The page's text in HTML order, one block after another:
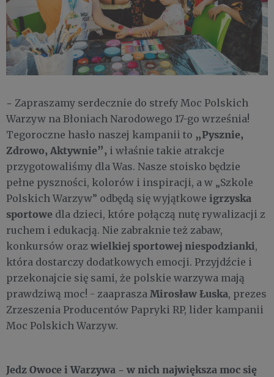
- Zapraszamy serdecznie do strefy Moc Polskich
Warzyw na Błoniach Narodowego 17-go września!
Tegoroczne hasło naszej kampanii to „Pysznie,
Zdrowo, Aktywnie”, i właśnie takie atrakcje
przygotowaliśmy dla Was. Nasze stoisko będzie
pełne pyszności, kolorów i inspiracji, a w „Szkole
Polskich Warzyw” odbędą się wyjątkowe igrzyska
sportowe dla dzieci, które połączą nutę rywalizacji z
ruchem i edukacją. Nie zabraknie też zabaw,
konkursów oraz wielkiej sportowej niespodzianki,
która dostarczy dodatkowych emocji. Przyjdźcie i
przekonajcie się sami, że polskie warzywa mają
prawdziwą moc! - zaaprasza Mirosław Łuska, prezes
Zrzeszenia Producentów Papryki RP, lider kampanii
Moc Polskich Warzyw.
Jedz Owoce i Warzywa - w nich największa moc się